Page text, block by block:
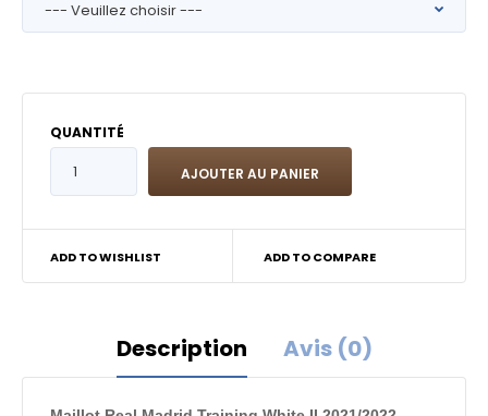
QUANTITÉ
ADD TO WISHLIST ADD TO COMPARE
Description Avis (0)